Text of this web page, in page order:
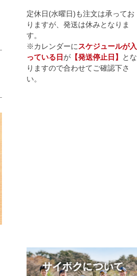
定休日(水曜日)も注文は承ってお
りますが、発送は休みとなりま
す。
※カレンダーに スケジュールが入
っている日 が 【発送停止日】
とな
りますので合わせてご確認下さ
い。